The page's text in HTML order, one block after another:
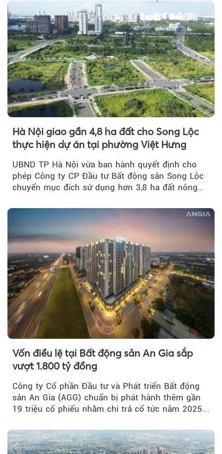
Hà Nội giao gần 4,8 ha đất cho Song Lộc
thực hiện dự án tại phường Việt Hưng
UBND TP Hà Nội vừa ban hành quyết định cho
phép Công ty CP Đầu tư Bất động sản Song Lộc
chuyển mục đích sử dụng hơn 3,8 ha đất nông
Vốn điều lệ tại Bất động sản An Gia sắp
vượt 1.800 tỷ đồng
Công ty Cổ phần Đầu tư và Phát triển Bất động
sản An Gia (AGG) chuẩn bị phát hành thêm gần
19 triệu cổ phiếu nhằm chi trả cổ tức năm 2025...